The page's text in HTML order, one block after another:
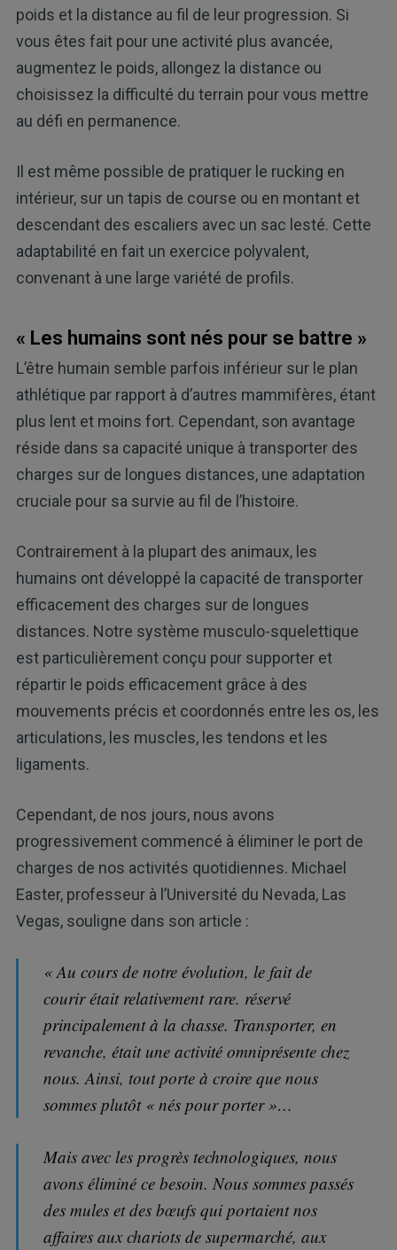
poids et la distance au fil de leur progression. Si
vous êtes fait pour une activité plus avancée,
augmentez le poids, allongez la distance ou
choisissez la difficulté du terrain pour vous mettre
au défi en permanence.
Il est même possible de pratiquer le rucking en
intérieur, sur un tapis de course ou en montant et
descendant des escaliers avec un sac lesté. Cette
adaptabilité en fait un exercice polyvalent,
convenant à une large variété de profils.
« Les humains sont nés pour se battre »
L’être humain semble parfois inférieur sur le plan
athlétique par rapport à d’autres mammifères, étant
plus lent et moins fort. Cependant, son avantage
réside dans sa capacité unique à transporter des
charges sur de longues distances, une adaptation
cruciale pour sa survie au fil de l’histoire.
Contrairement à la plupart des animaux, les
humains ont développé la capacité de transporter
efficacement des charges sur de longues
distances. Notre système musculo-squelettique
est particulièrement conçu pour supporter et
répartir le poids efficacement grâce à des
mouvements précis et coordonnés entre les os, les
articulations, les muscles, les tendons et les
ligaments.
Cependant, de nos jours, nous avons
progressivement commencé à éliminer le port de
charges de nos activités quotidiennes. Michael
Easter, professeur à l’Université du Nevada, Las
Vegas, souligne dans son article :
« Au cours de notre évolution, le fait de
courir était relativement rare. réservé
principalement à la chasse. Transporter, en
revanche, était une activité omniprésente chez
nous. Ainsi, tout porte à croire que nous
sommes plutôt « nés pour porter »…
Mais avec les progrès technologiques, nous
avons éliminé ce besoin. Nous sommes passés
des mules et des bœufs qui portaient nos
affaires aux chariots de supermarché, aux